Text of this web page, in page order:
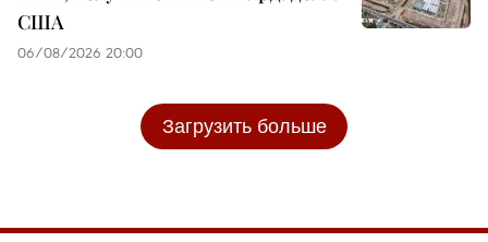
США
06/08/2026 20:00
Загрузить больше